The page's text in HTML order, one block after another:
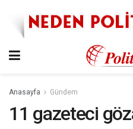
Anasayfa Gündem
11 gazeteci